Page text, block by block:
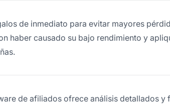
de inmediato para evitar mayores
haber causado su bajo rendimiento y
de afiliados ofrece análisis detallados